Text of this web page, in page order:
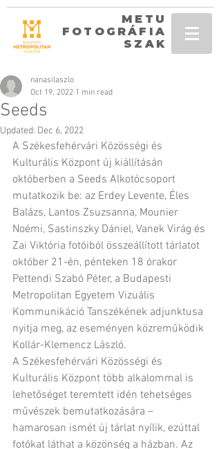
METU
FOTOGRÁFIA
SZAK
Seeds
nanasilaszlo
Oct 19, 2022 1 min read
Updated: Dec 6, 2022
A Székesfehérvári Közösségi és
Kulturális Központ új kiállításán
októberben a Seeds Alkotócsoport
mutatkozik be: az Erdey Levente, Éles
Balázs, Lantos Zsuzsanna, Mounier
Noémi, Sastinszky Dániel, Vanek Virág és
Zai Viktória fotóiból összeállított tárlatot
október 21-én, pénteken 18 órakor
Pettendi Szabó Péter, a Budapesti
Metropolitan Egyetem Vizuális
Kommunikáció Tanszékének adjunktusa
nyitja meg, az eseményen közreműködik
Kollár-Klemencz László.
A Székesfehérvári Közösségi és
Kulturális Központ több alkalommal is
lehetőséget teremtett idén tehetséges
művészek bemutatkozására –
hamarosan ismét új tárlat nyílik, ezúttal
fotókat láthat a közönség a házban. Az